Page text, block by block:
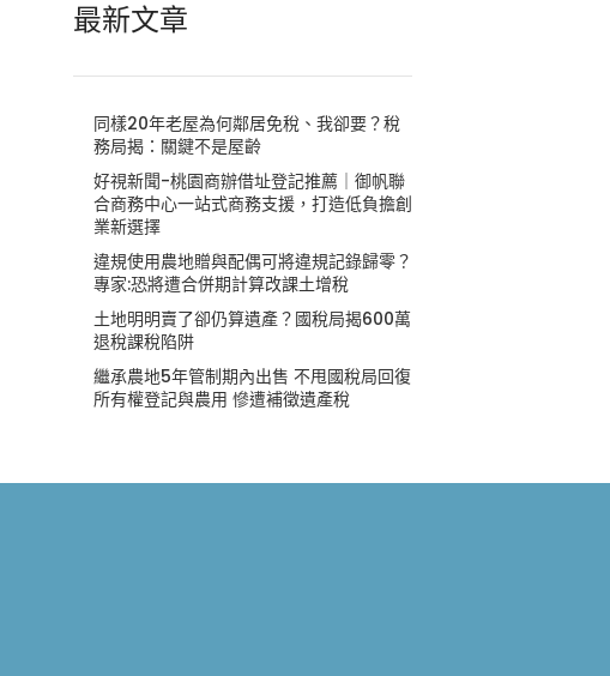
最新文章
同樣20年老屋為何鄰居免稅、我卻要？稅
務局揭：關鍵不是屋齡
好視新聞-桃園商辦借址登記推薦｜御帆聯
合商務中心一站式商務支援，打造低負擔創
業新選擇
違規使用農地贈與配偶可將違規記錄歸零？
專家:恐將遭合併期計算改課土增稅
土地明明賣了卻仍算遺產？國稅局揭600萬
退稅課稅陷阱
繼承農地5年管制期內出售 不甩國稅局回復
所有權登記與農用 慘遭補徵遺產稅